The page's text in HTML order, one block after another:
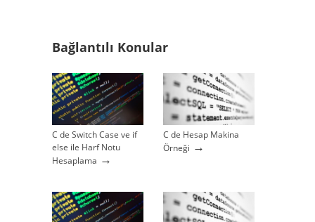
Bağlantılı Konular
C de Switch Case ve if
else ile Harf Notu
Hesaplama →
C de Hesap Makina
Örneği →